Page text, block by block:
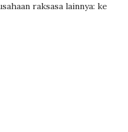
raksasa lainnya: ke